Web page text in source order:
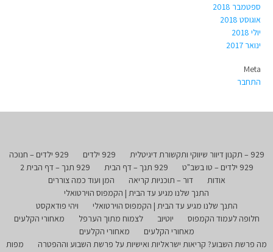
ספטמבר 2018
אוגוסט 2018
יולי 2018
ינואר 2017
Meta
התחבר
929 – תקנון דיוור שיווקי ותקשורת דיגיטלית 929 ילדים
929 ילדים – חנוכה
929 ילדים – טו בשב"ט
929 תנך – דף הבית
929 תנך – דף הבית 2
אודות
דור – תוכניות קריאה
המן ועוד כמה צוררים
התנך שלנו מגיע עד הבית | הקמפוס הוירטואלי
התנך שלנו מגיע עד הבית | הקמפוס הוירטואלי
ויהי פודאקסט
חלופה לעמוד הקמפוס
יוטיוב לצמוח מתוך הערפל
מאחורי הקלעים
מאחורי הקלעים
מאחורי הקלעים
מה פרשת השבוע? קריאות ישראליות ואישיות על פרשת השבוע וההפטרה
מפות